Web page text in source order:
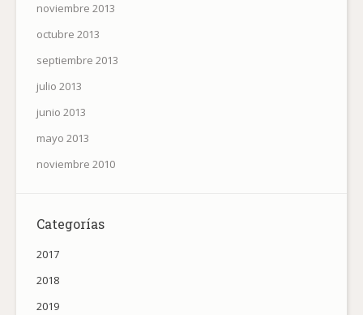
noviembre 2013
octubre 2013
septiembre 2013
julio 2013
junio 2013
mayo 2013
noviembre 2010
Categorías
2017
2018
2019